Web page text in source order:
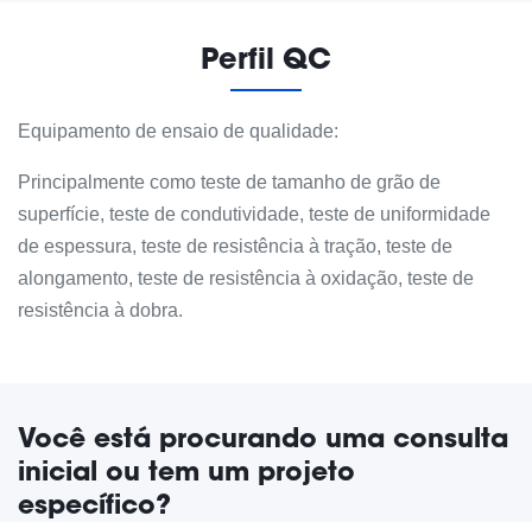
Perfil QC
Equipamento de ensaio de qualidade:
Principalmente como teste de tamanho de grão de
superfície, teste de condutividade, teste de uniformidade
de espessura, teste de resistência à tração, teste de
alongamento, teste de resistência à oxidação, teste de
resistência à dobra.
Você está procurando uma consulta
inicial ou tem um projeto
específico?